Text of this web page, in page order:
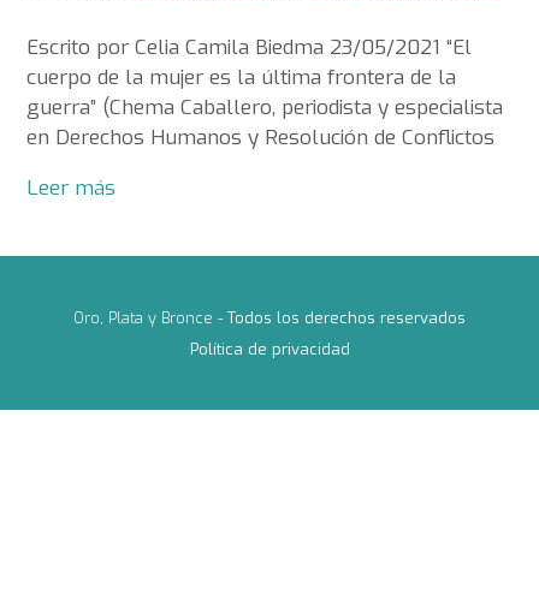
Escrito por Celia Camila Biedma 23/05/2021 “El
cuerpo de la mujer es la última frontera de la
guerra” (Chema Caballero, periodista y especialista
en Derechos Humanos y Resolución de Conflictos
Leer más
Oro, Plata y Bronce - Todos los derechos reservados
Política de privacidad